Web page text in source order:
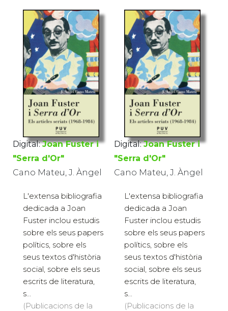
Digital: Joan Fuster i
"Serra d'Or"
Cano Mateu, J. Àngel
L'extensa bibliografia
dedicada a Joan
Fuster inclou estudis
sobre els seus papers
polítics, sobre els
seus textos d'història
social, sobre els seus
escrits de literatura,
s...
(Publicacions de la
Digital: Joan Fuster i
"Serra d'Or"
Cano Mateu, J. Àngel
L'extensa bibliografia
dedicada a Joan
Fuster inclou estudis
sobre els seus papers
polítics, sobre els
seus textos d'història
social, sobre els seus
escrits de literatura,
s...
(Publicacions de la